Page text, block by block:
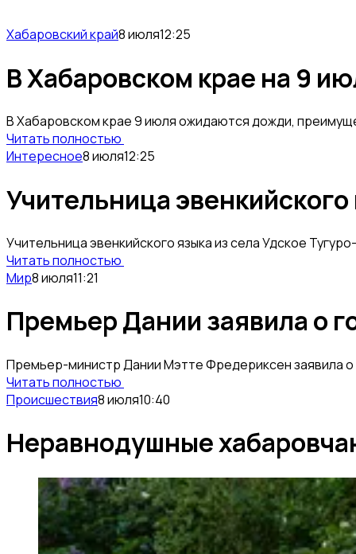
Хабаровский край8 июля12:25
В Хабаровском крае на 9
В Хабаровском крае 9 июля ожидаются дожди,
Читать полностью
Интересное8 июля12:25
Учительница
Учительница эвенкийского языка из села Удское
Читать полностью
Мир8 июля11:21
Премьер Дании заявила о
Премьер-министр Дании Мэтте Фредериксен заявила
Читать полностью
Происшествия8 июля10:40
Неравнодушные